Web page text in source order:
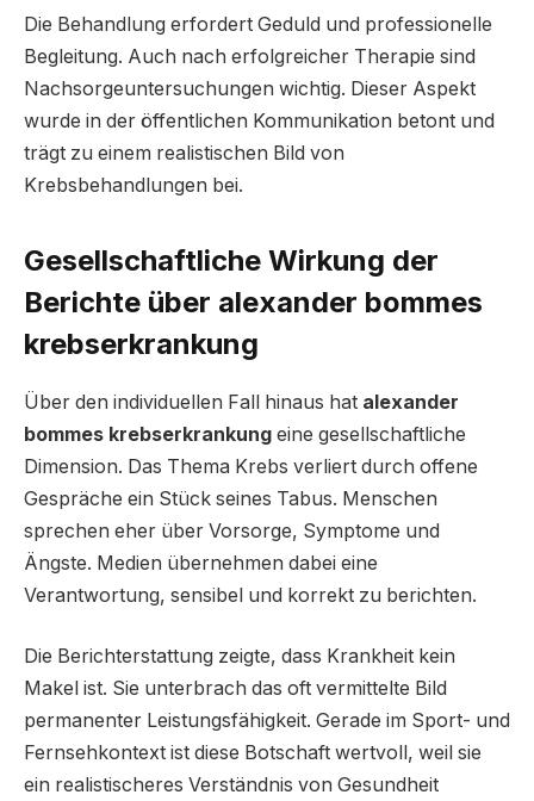
Die Behandlung erfordert Geduld und professionelle
Begleitung. Auch nach erfolgreicher Therapie sind
Nachsorgeuntersuchungen wichtig. Dieser Aspekt
wurde in der öffentlichen Kommunikation betont und
trägt zu einem realistischen Bild von
Krebsbehandlungen bei.
Gesellschaftliche Wirkung der
Berichte über alexander bommes
krebserkrankung
Über den individuellen Fall hinaus hat alexander
bommes krebserkrankung eine gesellschaftliche
Dimension. Das Thema Krebs verliert durch offene
Gespräche ein Stück seines Tabus. Menschen
sprechen eher über Vorsorge, Symptome und
Ängste. Medien übernehmen dabei eine
Verantwortung, sensibel und korrekt zu berichten.
Die Berichterstattung zeigte, dass Krankheit kein
Makel ist. Sie unterbrach das oft vermittelte Bild
permanenter Leistungsfähigkeit. Gerade im Sport- und
Fernsehkontext ist diese Botschaft wertvoll, weil sie
ein realistischeres Verständnis von Gesundheit